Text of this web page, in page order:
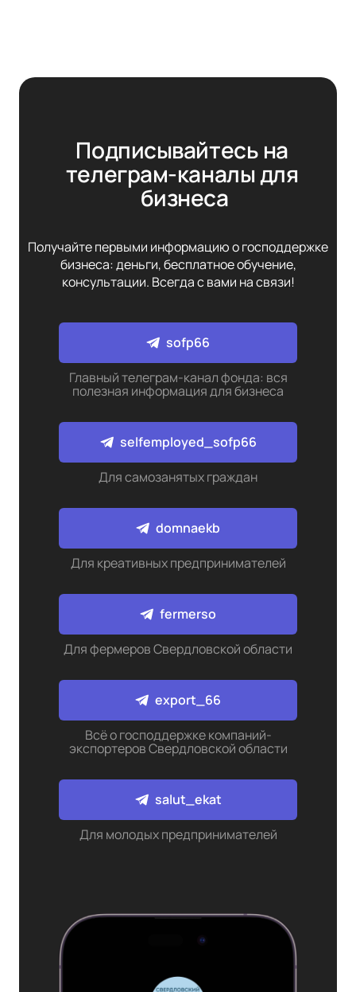
Подписывайтесь на
телеграм-каналы для
бизнеса
Получайте первыми информацию о господдержке
бизнеса: деньги, бесплатное обучение,
консультации. Всегда с вами на связи!
sofp66
Главный телеграм-канал фонда: вся
полезная информация для бизнеса
selfemployed_sofp66
Для самозанятых граждан
domnaekb
Для креативных предпринимателей
fermerso
Для фермеров Свердловской области
export_66
Всё о господдержке компаний-
экспортеров Свердловской области
salut_ekat
Для молодых предпринимателей